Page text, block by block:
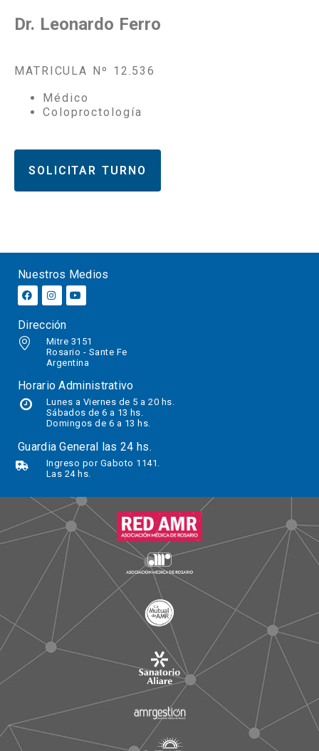
Dr. Leonardo Ferro
MATRICULA Nº 12.536
Médico
Coloproctología
SOLICITAR TURNO
Nuestros Medios
Dirección
Mitre 3151
Rosario - Sante Fe
Argentina
Horario Administrativo
Lunes a Viernes de 5 a 20 hs.
Sábados de 6 a 13 hs.
Domingos de 6 a 13 hs.
Guardia General las 24 hs.
Ingreso por Gaboto 1141.
Las 24 hs.